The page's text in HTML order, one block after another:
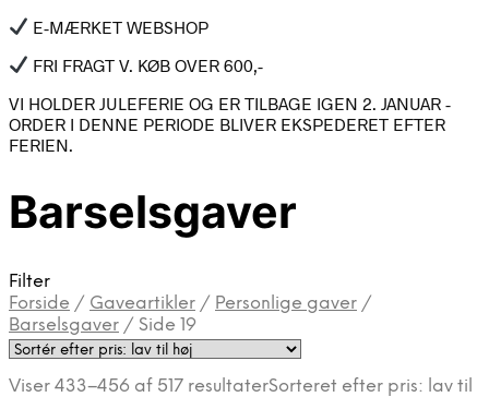
E-MÆRKET WEBSHOP
FRI FRAGT V. KØB OVER 600,-
VI HOLDER JULEFERIE OG ER TILBAGE IGEN 2. JANUAR -
ORDER I DENNE PERIODE BLIVER EKSPEDERET EFTER
FERIEN.
Barselsgaver
Filter
Forside / Gaveartikler / Personlige gaver /
Barselsgaver / Side 19
Viser 433–456 af 517 resultaterSorteret efter pris: lav til